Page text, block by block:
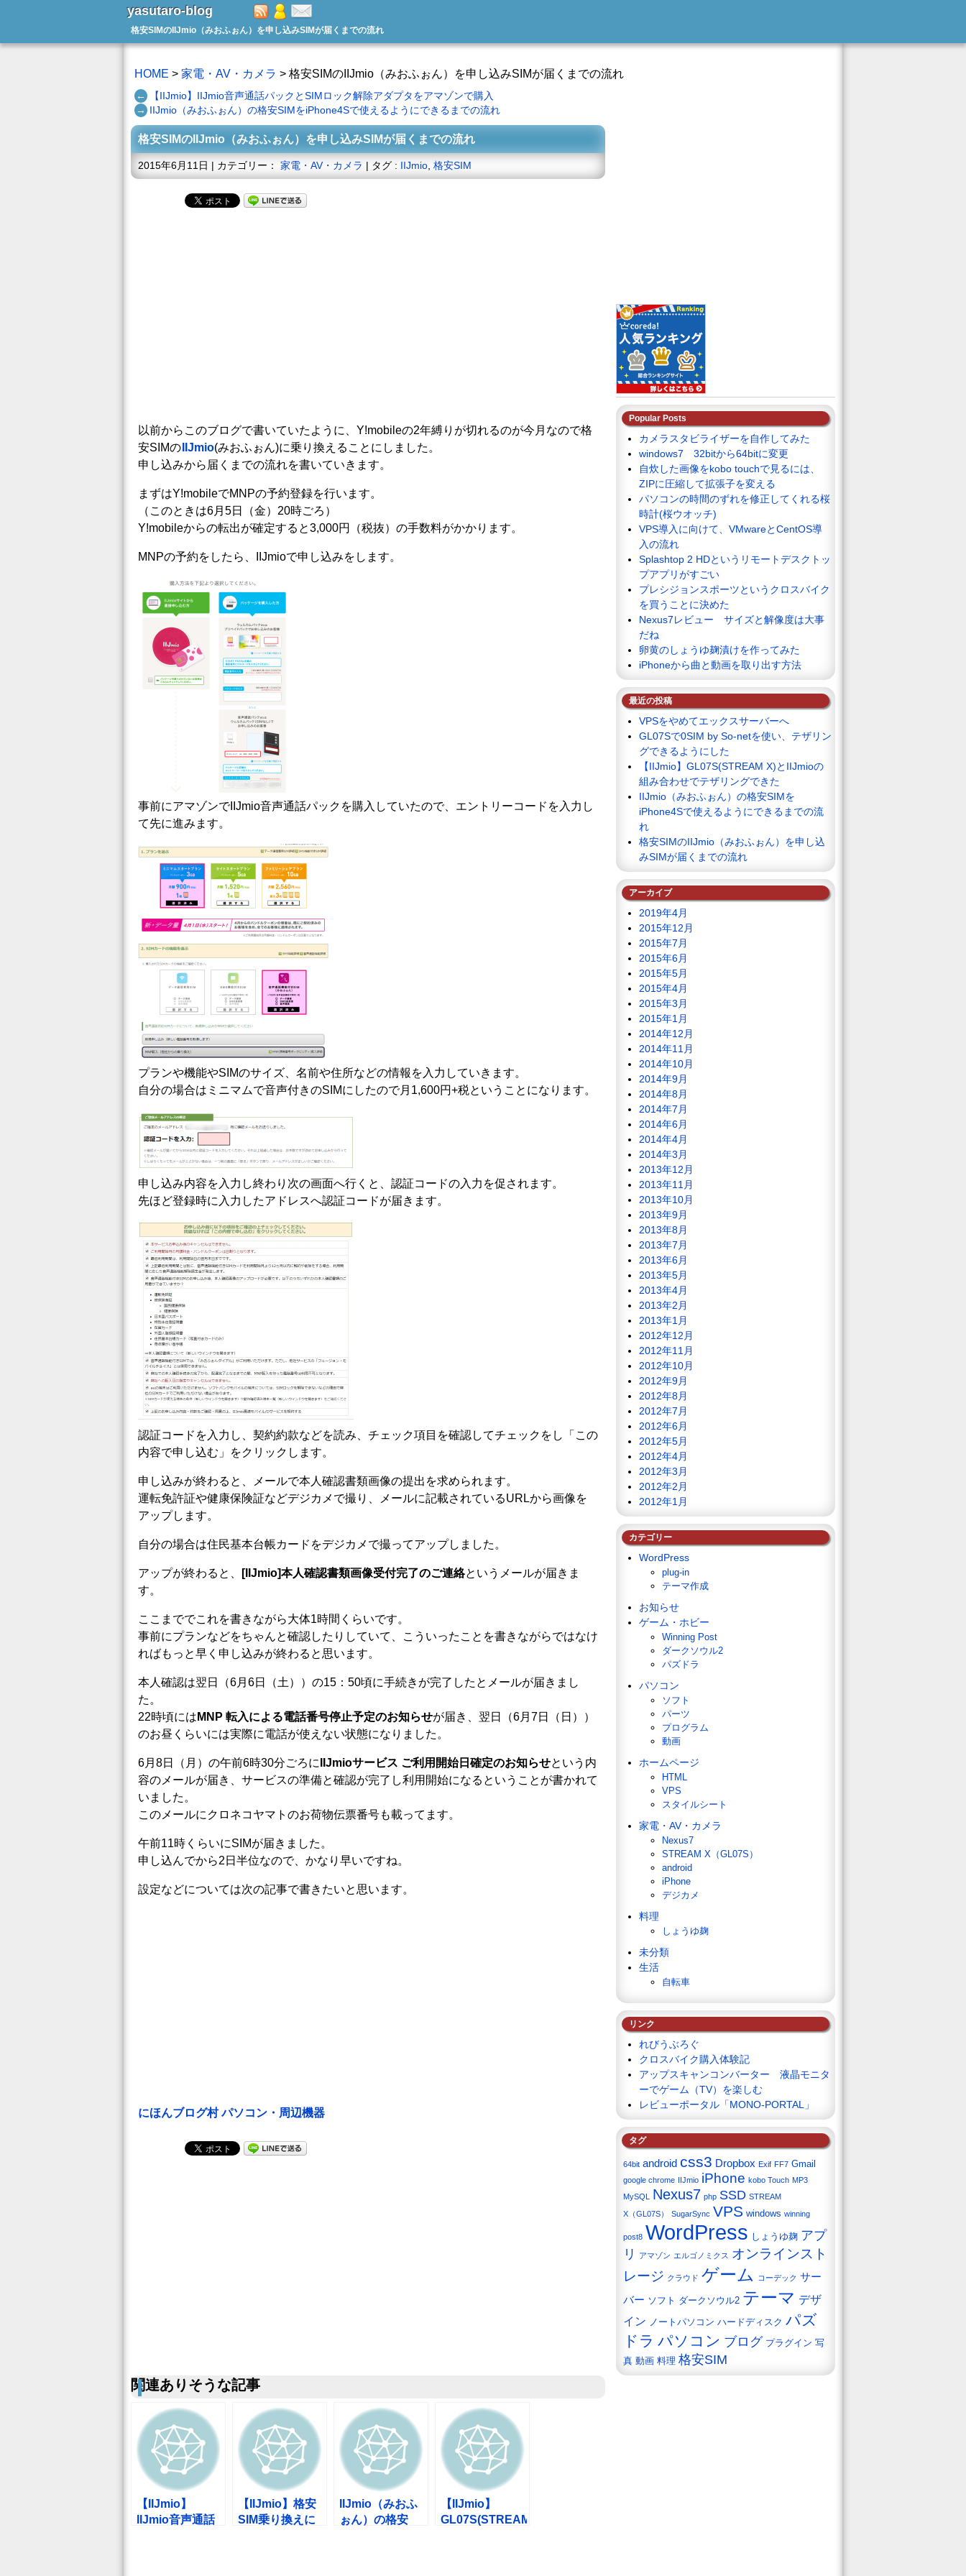
yasutaro-blog
格安SIMのIIJmio（みおふぉん）を申し込みSIMが届くまでの流れ
HOME > 家電・AV・カメラ > 格安SIMのIIJmio（みおふぉん）を申し込みSIMが届くまでの流れ
←
【IIJmio】IIJmio音声通話パックとSIMロック解除アダプタをアマゾンで購入
→
IIJmio（みおふぉん）の格安SIMをiPhone4Sで使えるようにできるまでの流れ
格安SIMのIIJmio（みおふぉん）を申し込みSIMが届くまでの流れ
2015年6月11日 | カテゴリー： 家電・AV・カメラ | タグ : IIJmio, 格安SIM
以前からこのブログで書いていたように、Y!mobileの2年縛りが切れるのが今月なので格
安SIMの IIJmio(みおふぉん)に乗り換えることにしました。
申し込みから届くまでの流れを書いていきます。
まずはY!mobileでMNPの予約登録を行います。
（このときは6月5日（金）20時ごろ）
Y!mobileからの転出が確定すると3,000円（税抜）の手数料がかかります。
MNPの予約をしたら、IIJmioで申し込みをします。
事前にアマゾンでIIJmio音声通話パックを購入していたので、エントリーコードを入力し
て先に進みます。
プランや機能やSIMのサイズ、名前や住所などの情報を入力していきます。
自分の場合はミニマムで音声付きのSIMにしたので月1,600円+税ということになります。
申し込み内容を入力し終わり次の画面へ行くと、認証コードの入力を促されます。
先ほど登録時に入力したアドレスへ認証コードが届きます。
認証コードを入力し、契約約款などを読み、チェック項目を確認してチェックをし「この
内容で申し込む」をクリックします。
申し込みが終わると、メールで本人確認書類画像の提出を求められます。
運転免許証や健康保険証などデジカメで撮り、メールに記載されているURLから画像を
アップします。
自分の場合は住民基本台帳カードをデジカメで撮ってアップしました。
アップが終わると、 [IIJmio]本人確認書類画像受付完了のご連絡というメールが届きま
す。
ここまででこれを書きながら大体1時間くらいです。
事前にプランなどをちゃんと確認したりしていて、こういったことを書きながらではなけ
ればもっと早く申し込みが終わると思います。
本人確認は翌日（6月6日（土））の15：50頃に手続きが完了したとメールが届きまし
た。
22時頃には MNP 転入による電話番号停止予定のお知らせが届き、翌日（6月7日（日））
のお昼くらいには実際に電話が使えない状態になりました。
6月8日（月）の午前6時30分ごろに IIJmioサービス ご利用開始日確定のお知らせという内
容のメールが届き、サービスの準備と確認が完了し利用開始になるということが書かれて
いました。
このメールにクロネコヤマトのお荷物伝票番号も載ってます。
午前11時くらいにSIMが届きました。
申し込んでから2日半位なので、かなり早いですね。
設定などについては次の記事で書きたいと思います。
にほんブログ村 パソコン・周辺機器
関連ありそうな記事
【IIJmio】
IIJmio音声通話
【IIJmio】格安
SIM乗り換えに
IIJmio（みおふ
ぉん）の格安
【IIJmio】
GL07S(STREAM
Popular Posts
カメラスタビライザーを自作してみた
windows7 32bitから64bitに変更
自炊した画像をkobo touchで見るには、
ZIPに圧縮して拡張子を変える
パソコンの時間のずれを修正してくれる桜
時計(桜ウオッチ)
VPS導入に向けて、VMwareとCentOS導
入の流れ
Splashtop 2 HDというリモートデスクトッ
プアプリがすごい
プレシジョンスポーツというクロスバイク
を買うことに決めた
Nexus7レビュー サイズと解像度は大事
だね
卵黄のしょうゆ麹漬けを作ってみた
iPhoneから曲と動画を取り出す方法
最近の投稿
VPSをやめてエックスサーバーへ
GL07Sで0SIM by So-netを使い、テザリン
グできるようにした
【IIJmio】GL07S(STREAM X)とIIJmioの
組み合わせでテザリングできた
IIJmio（みおふぉん）の格安SIMを
iPhone4Sで使えるようにできるまでの流
れ
格安SIMのIIJmio（みおふぉん）を申し込
みSIMが届くまでの流れ
アーカイブ
2019年4月
2015年12月
2015年7月
2015年6月
2015年5月
2015年4月
2015年3月
2015年1月
2014年12月
2014年11月
2014年10月
2014年9月
2014年8月
2014年7月
2014年6月
2014年4月
2014年3月
2013年12月
2013年11月
2013年10月
2013年9月
2013年8月
2013年7月
2013年6月
2013年5月
2013年4月
2013年2月
2013年1月
2012年12月
2012年11月
2012年10月
2012年9月
2012年8月
2012年7月
2012年6月
2012年5月
2012年4月
2012年3月
2012年2月
2012年1月
カテゴリー
WordPress
plug-in
テーマ作成
お知らせ
ゲーム・ホビー
Winning Post
ダークソウル2
パズドラ
パソコン
ソフト
パーツ
プログラム
動画
ホームページ
HTML
VPS
スタイルシート
家電・AV・カメラ
Nexus7
STREAM X（GL07S）
android
iPhone
デジカメ
料理
しょうゆ麹
未分類
生活
自転車
リンク
れびうぶろぐ
クロスバイク購入体験記
アップスキャンコンバーター 液晶モニタ
ーでゲーム（TV）を楽しむ
レビューポータル「MONO-PORTAL」
タグ
64bit android css3 Dropbox Exif FF7 Gmail
google chrome IIJmio iPhone kobo Touch MP3
MySQL
Nexus7 php SSD STREAM
X（GL07S）
SugarSync VPS windows winning
post8 WordPress しょうゆ麹 アプ
リ
アマゾン エルゴノミクス オンラインスト
レージ クラウド ゲーム コーデック サー
バー ソフト ダークソウル2 テーマ デザ
イン ノートパソコン ハードディスク パズ
ドラ パソコン ブログ プラグイン 写
真 動画 料理 格安SIM